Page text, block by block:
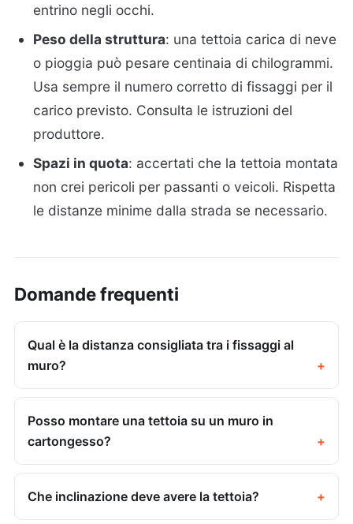
entrino negli occhi.
Peso della struttura: una tettoia carica di neve
o pioggia può pesare centinaia di chilogrammi.
Usa sempre il numero corretto di fissaggi per il
carico previsto. Consulta le istruzioni del
produttore.
Spazi in quota: accertati che la tettoia montata
non crei pericoli per passanti o veicoli. Rispetta
le distanze minime dalla strada se necessario.
Domande frequenti
Qual è la distanza consigliata tra i fissaggi al
muro?
Posso montare una tettoia su un muro in
cartongesso?
Che inclinazione deve avere la tettoia?